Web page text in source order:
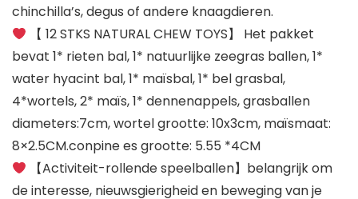
chinchilla’s, degus of andere knaagdieren.
【 12 STKS NATURAL CHEW TOYS】 Het pakket
bevat 1* rieten bal, 1* natuurlijke zeegras ballen, 1*
water hyacint bal, 1* maïsbal, 1* bel grasbal,
4*wortels, 2* maïs, 1* dennenappels, grasballen
diameters:7cm, wortel grootte: 10x3cm, maïsmaat:
8×2.5CM.conpine es grootte: 5.55 *4CM
【Activiteit-rollende speelballen】belangrijk om
de interesse, nieuwsgierigheid en beweging van je